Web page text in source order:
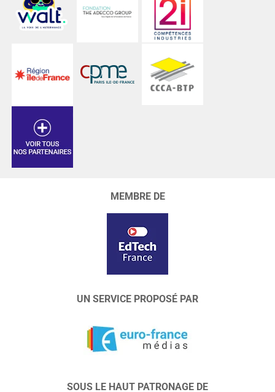
MEMBRE DE
UN SERVICE PROPOSÉ PAR
SOUS LE HAUT PATRONAGE DE